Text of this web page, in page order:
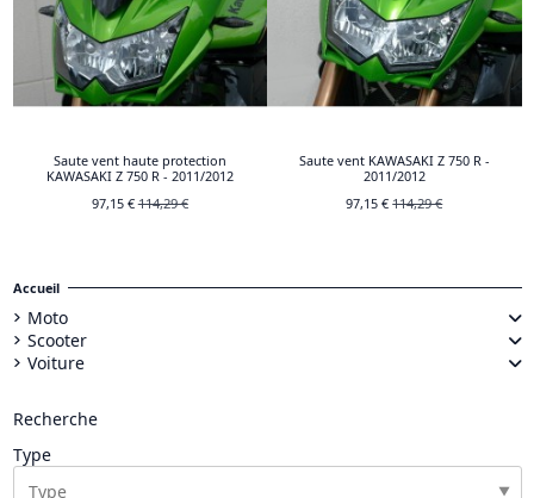
Saute vent haute protection
KAWASAKI Z 750 R - 2011/2012
97,15 €114,29 €
Saute vent KAWASAKI Z 750 R -
2011/2012
97,15 €114,29 €
Accueil
Moto
Scooter
Voiture
Recherche
Type
▼